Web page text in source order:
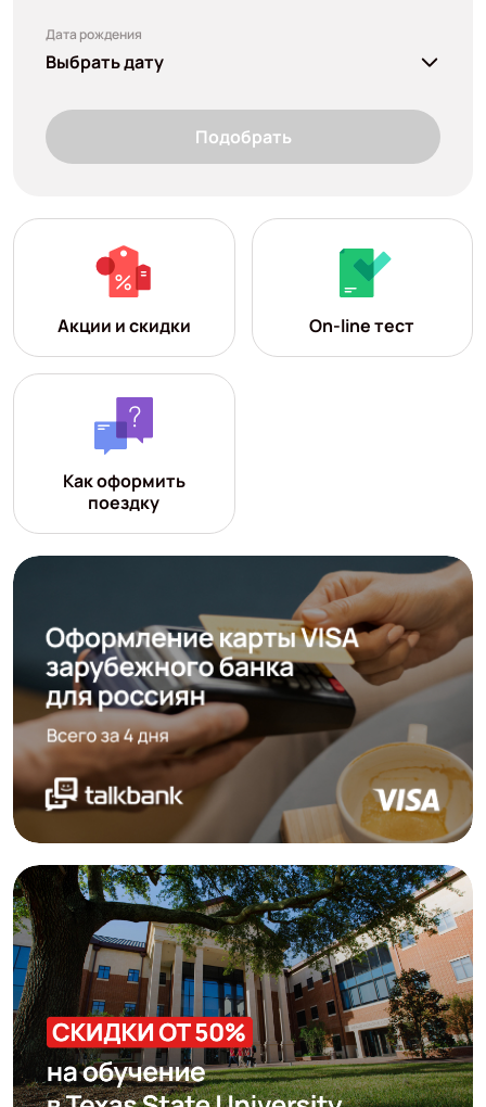
Дата рождения
Выбрать дату
Подобрать
Акции и скидки On-line тест
Как оформить
поездку